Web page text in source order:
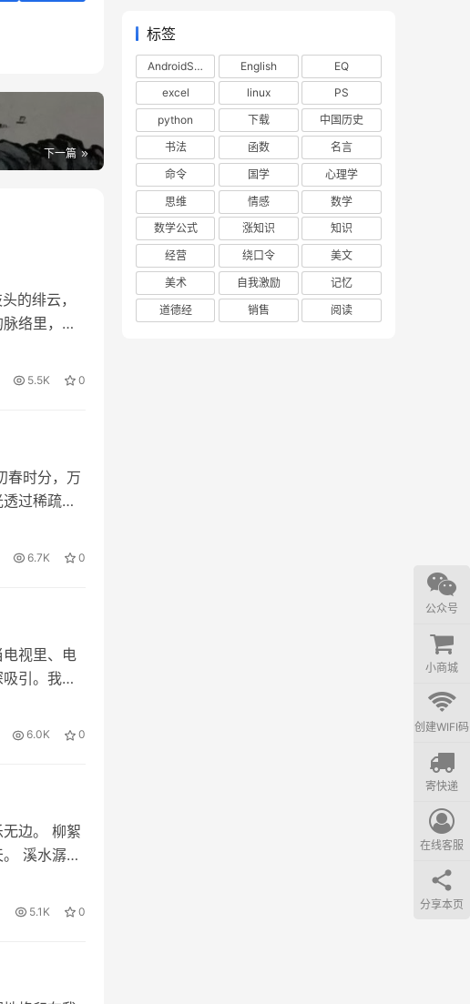
模板吧。
用“嗯嗯啊啊，这个那个”来拖延。
“吃”还是“不吃”？开始权衡比较。但如果你直接说“给你吃这
显得心虚；最后这个理由还不一定站得住脚，如果对方稍微强
的时候可以使用以下技巧，让你的内容更有说服力。
多。我们认为这次的校招活动很成功，以后可以继续加大这类
果超出预期，我们认为可以继续投入10%的预算拉动类似活
下一篇
的绯云，
络里，还
5.5K 0
春时分，万
过稀疏的
6.7K 0
视里、电
引。我喜
6.0K 0
边。 柳絮
溪水潺潺
5.1K 0
标签
AndroidStudio English
EQ
excel
linux
PS
python
下载
中国历史
书法
函数
名言
命令
国学
心理学
思维
情感
数学
数学公式
涨知识
知识
经营
绕口令
美文
美术
自我激励
记忆
道德经
销售 阅读
公众号
小商城
创建WIFI码
寄快递
在线客服
分享本页